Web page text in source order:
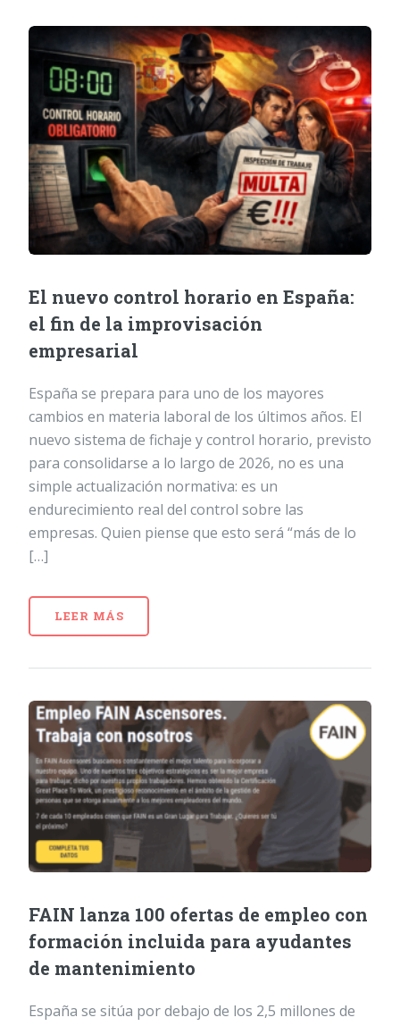
El nuevo control horario en España:
el fin de la improvisación
empresarial
España se prepara para uno de los mayores
cambios en materia laboral de los últimos años. El
nuevo sistema de fichaje y control horario, previsto
para consolidarse a lo largo de 2026, no es una
simple actualización normativa: es un
endurecimiento real del control sobre las
empresas. Quien piense que esto será “más de lo
[…]
LEER MÁS
FAIN lanza 100 ofertas de empleo con
formación incluida para ayudantes
de mantenimiento
España se sitúa por debajo de los 2,5 millones de